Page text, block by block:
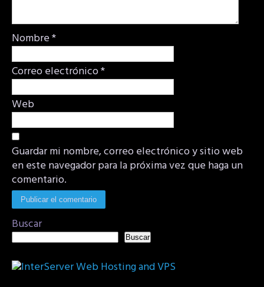
Nombre*
Correo electrónico*
Web
Guardar mi nombre, correo electrónico y sitio web
en este navegador para la próxima vez que haga un
comentario.
Buscar
Buscar